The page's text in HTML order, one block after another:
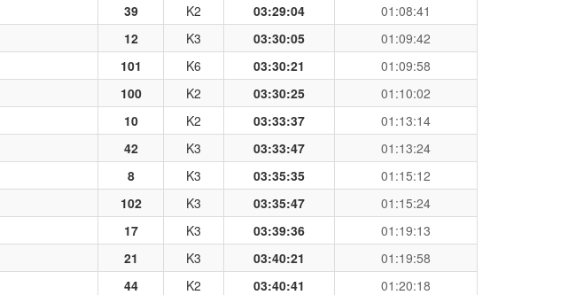
39 K2 03:29:04
01:08:41
12 K3 03:30:05
01:09:42
101 K6 03:30:21
01:09:58
100 K2 03:30:25
01:10:02
10 K2 03:33:37
01:13:14
42 K3 03:33:47
01:13:24
8 K3 03:35:35
01:15:12
102 K3 03:35:47
01:15:24
17 K3 03:39:36
01:19:13
21 K3 03:40:21
01:19:58
44 K2 03:40:41
01:20:18